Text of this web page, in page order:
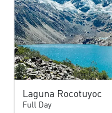
Laguna Rocotuyoc
Full Day